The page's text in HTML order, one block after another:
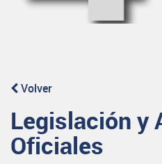
Volver
Legislación y
Oficiales